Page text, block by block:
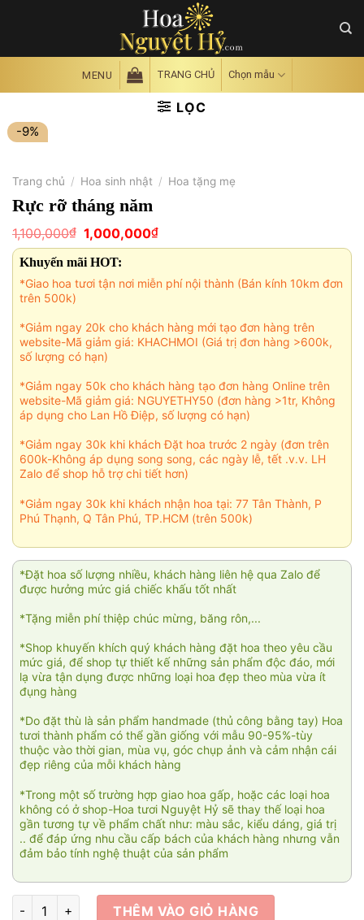
MENU TRANG CHỦ Chọn mẫu
LỌC
-9%
Trang chủ / Hoa sinh nhật / Hoa tặng mẹ
Rực rỡ tháng năm
1,100,000₫ Giá
gốc
là:
1,100,000₫.
1,000,000₫Giá
hiện
1,000,000₫.
Khuyến mãi HOT:
*Giao hoa tươi tận nơi miễn phí nội thành (Bán kính 10km đơn
trên 500k)
*Giảm ngay 20k cho khách hàng mới tạo đơn hàng trên
website-Mã giảm giá: KHACHMOI (Giá trị đơn hàng >600k,
số lượng có hạn)
*Giảm ngay 50k cho khách hàng tạo đơn hàng Online trên
website-Mã giảm giá: NGUYETHY50 (đơn hàng >1tr, Không
áp dụng cho Lan Hồ Điệp, số lượng có hạn)
*Giảm ngay 30k khi khách Đặt hoa trước 2 ngày (đơn trên
600k-Không áp dụng song song, các ngày lễ, tết .v.v. LH
Zalo để shop hỗ trợ chi tiết hơn)
*Giảm ngay 30k khi khách nhận hoa tại: 77 Tân Thành, P
Phú Thạnh, Q Tân Phú, TP.HCM (trên 500k)
*Đặt hoa số lượng nhiều, khách hàng liên hệ qua Zalo để
được hưởng mức giá chiếc khấu tốt nhất
*Tặng miễn phí thiệp chúc mừng, băng rôn,...
*Shop khuyến khích quý khách hàng đặt hoa theo yêu cầu
mức giá, để shop tự thiết kế những sản phẩm độc đáo, mới
lạ vừa tận dụng được những loại hoa đẹp theo mùa vừa ít
đụng hàng
*Do đặt thù là sản phẩm handmade (thủ công bằng tay) Hoa
tươi thành phẩm có thể gần giống với mẫu 90-95%-tùy
thuộc vào thời gian, mùa vụ, góc chụp ảnh và cảm nhận cái
đẹp riêng của mỗi khách hàng
*Trong một số trường hợp giao hoa gấp, hoặc các loại hoa
không có ở shop-Hoa tươi Nguyệt Hỷ sẽ thay thế loại hoa
gần tương tự về phẩm chất như: màu sắc, kiểu dáng, giá trị
.. để đáp ứng nhu cầu cấp bách của khách hàng nhưng vẫn
đảm bảo tính nghệ thuật của sản phẩm
Rực rỡ tháng năm số lượngTHÊM VÀO GIỎ HÀNG